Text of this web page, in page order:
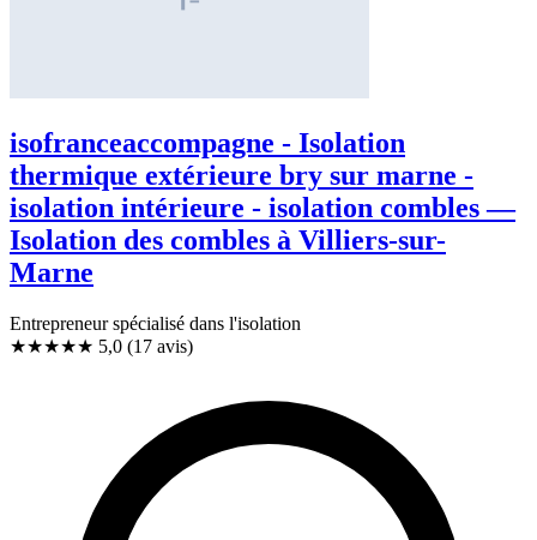
isofranceaccompagne - Isolation
thermique extérieure bry sur marne -
isolation intérieure - isolation combles —
Isolation des combles à Villiers-sur-
Marne
Entrepreneur spécialisé dans l'isolation
★★★★★ 5,0 (17 avis)